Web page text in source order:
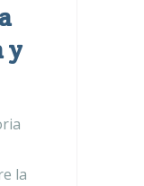
y
la